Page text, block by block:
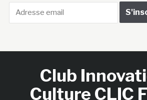
Club
Culture CLIC